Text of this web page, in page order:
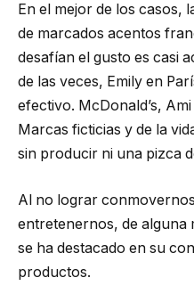
En el mejor de los casos,
de marcados acentos
desafían el gusto es casi
de las veces, Emily en
efectivo. McDonald’s,
Marcas ficticias y de la
sin producir ni una pizca
Al no lograr
entretenernos, de alguna
se ha destacado en su
productos.